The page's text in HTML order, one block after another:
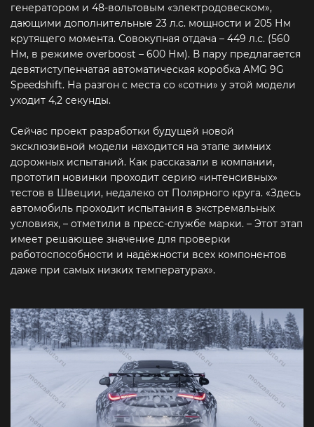
генератором и 48-вольтовым «электродовеском»,
дающими дополнительные 23 л.с. мощности и 205 Нм
крутящего момента. Совокупная отдача – 449 л.с. (560
Нм, в режиме overboost – 600 Нм). В пару предлагается
девятиступенчатая автоматическая коробка AMG 9G
Speedshift. На разгон с места со «сотни» у этой модели
уходит 4,2 секунды.
Сейчас проект разработки будущей новой
эксклюзивной модели находится на этапе зимних
дорожных испытаний. Как рассказали в компании,
прототип новинки проходит серию «интенсивных»
тестов в Швеции, недалеко от Полярного круга. «Здесь
автомобиль проходит испытания в экстремальных
условиях, – отметили в пресс-службе марки. – Этот этап
имеет решающее значение для проверки
работоспособности и надёжности всех компонентов
даже при самых низких температурах».